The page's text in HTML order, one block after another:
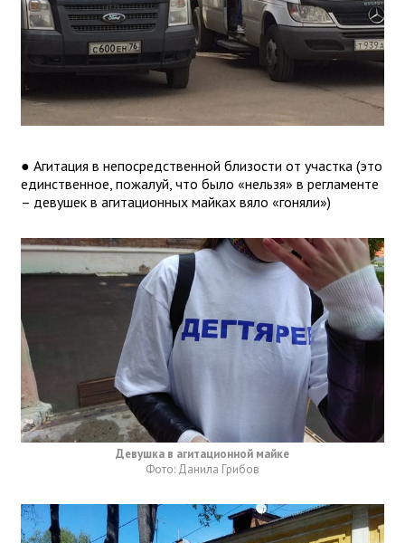
● Агитация в непосредственной близости от участка (это
единственное, пожалуй, что было «нельзя» в регламенте
– девушек в агитационных майках вяло «гоняли»)
Девушка в агитационной майке
Фото: Данила Грибов